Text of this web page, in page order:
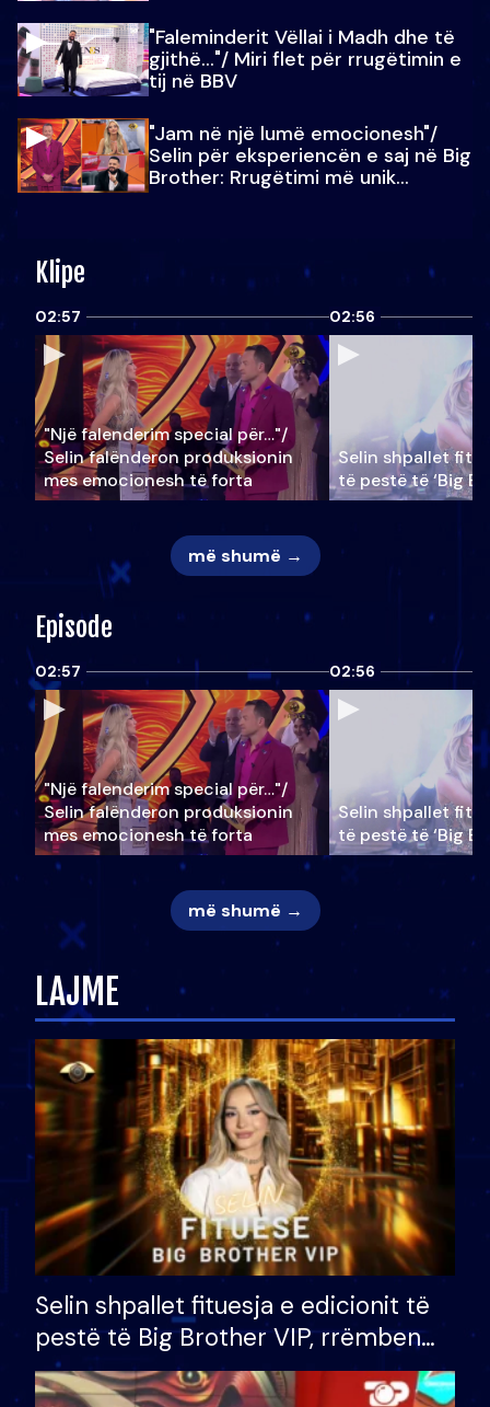
"Faleminderit Vëllai i Madh dhe të
gjithë…"/ Miri flet për rrugëtimin e
tij në BBV
"Jam në një lumë emocionesh"/
Selin për eksperiencën e saj në Big
Brother: Rrugëtimi më unik…
Klipe
02:57
"Një falenderim special për…"/
Selin falënderon produksionin
mes emocionesh të forta
02:56
Selin shpallet
të pestë të ‘Big
më shumë →
Episode
02:57
"Një falenderim special për…"/
Selin falënderon produksionin
mes emocionesh të forta
02:56
Selin shpallet
të pestë të ‘Big
më shumë →
LAJME
Selin shpallet fituesja e edicionit të
pestë të Big Brother VIP, rrëmben
çmimin e madh prej 100 mijë eurosh